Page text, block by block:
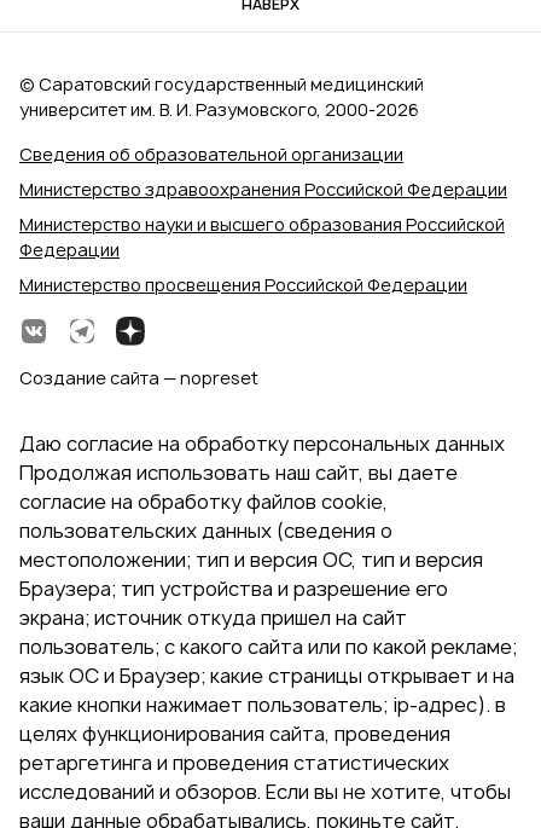
НАВЕРХ
Сведения об образовательной организации
Министерство здравоохранения Российской Федерации
Министерство науки и высшего образования Российской
Федерации
Министерство просвещения Российской Федерации
© Саратовский государственный медицинский
университет им. В. И. Разумовского, 2000‑2026
Создание сайта — nopreset
Даю согласие на обработку персональных данных
Продолжая использовать наш сайт, вы даете
согласие на обработку файлов cookie,
пользовательских данных (сведения о
местоположении; тип и версия ОС, тип и версия
Браузера; тип устройства и разрешение его
экрана; источник откуда пришел на сайт
пользователь; с какого сайта или по какой рекламе;
язык ОС и Браузер; какие страницы открывает и на
какие кнопки нажимает пользователь; ip-адрес). в
целях функционирования сайта, проведения
ретаргетинга и проведения статистических
исследований и обзоров. Если вы не хотите, чтобы
ваши данные обрабатывались, покиньте сайт.